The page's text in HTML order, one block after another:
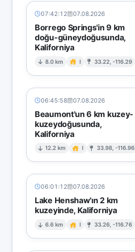
07:42:12 07.08.2026
Borrego Springs'in 9 km
doğu-güneydoğusunda,
Kaliforniya
8.0 km I 33.22, -116.29
06:45:58 07.08.2026
Beaumont'un 6 km kuzey-
kuzeydoğusunda,
Kaliforniya
12.2 km I 33.98, -116.96
06:01:12 07.08.2026
Lake Henshaw'ın 2 km
kuzeyinde, Kaliforniya
6.6 km I 33.26, -116.76